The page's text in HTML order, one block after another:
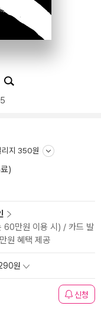
리지 350원
)
60만원 이용 시) / 카드 발
원 혜택 제공
원
신청